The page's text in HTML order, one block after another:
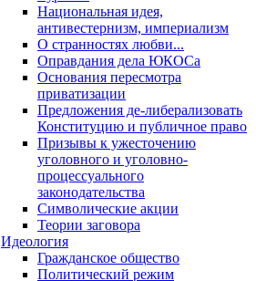
Национальная идея,
антивестернизм, империализм
О странностях любви...
Оправдания дела ЮКОСа
Основания пересмотра
приватизации
Предложения де-либерализовать
Конституцию и публичное право
Призывы к ужесточению
уголовного и уголовно-
процессуального
законодательства
Символические акции
Теории заговора
Идеология
Гражданское общество
Политический режим